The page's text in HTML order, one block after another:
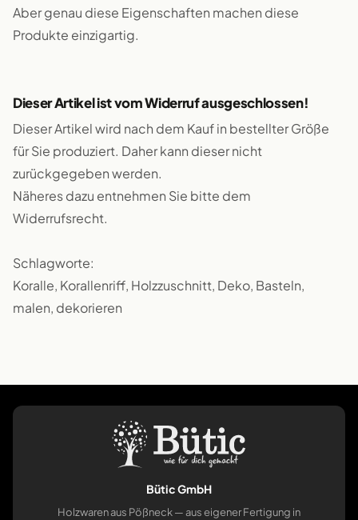
Aber genau diese Eigenschaften machen diese
Produkte einzigartig.
Dieser Artikel ist vom Widerruf ausgeschlossen!
Dieser Artikel wird nach dem Kauf in bestellter Größe
für Sie produziert. Daher kann dieser nicht
zurückgegeben werden.
Näheres dazu entnehmen Sie bitte dem
Widerrufsrecht.
Schlagworte:
Koralle, Korallenriff, Holzzuschnitt, Deko, Basteln,
malen, dekorieren
Bütic GmbH
Holzwaren aus Pößneck — aus eigener Fertigung in